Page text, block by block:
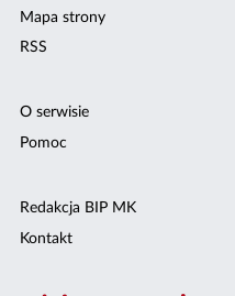
Mapa strony
RSS
O serwisie
Pomoc
Redakcja BIP MK
Kontakt